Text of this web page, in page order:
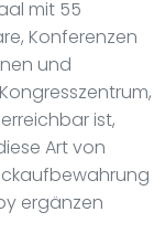
mit 55
Konferenzen
und
ist,
Art von
ergänzen